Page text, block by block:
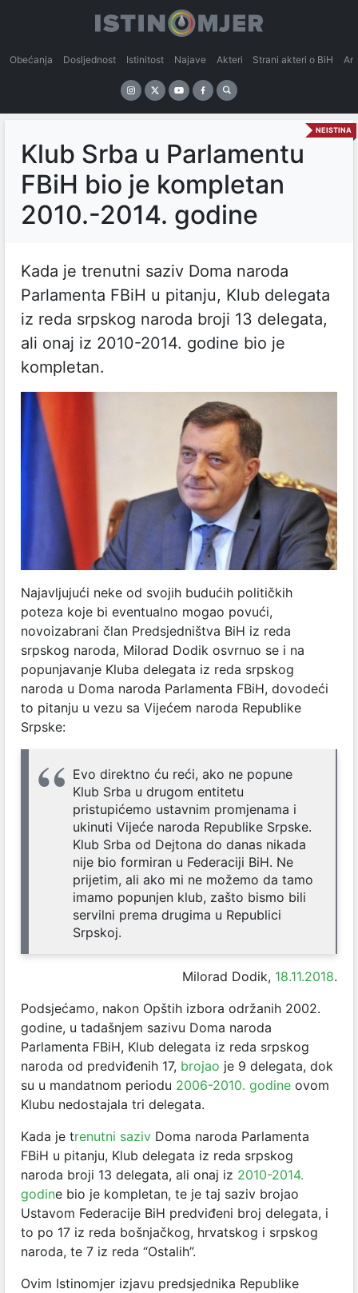
Obećanja Dosljednost Istinitost Najave Akteri Strani akteri o BiH
NEISTINA
Klub Srba u Parlamentu
FBiH bio je kompletan
2010.-2014. godine
Kada je trenutni saziv Doma naroda
Parlamenta FBiH u pitanju, Klub delegata
iz reda srpskog naroda broji 13 delegata,
ali onaj iz 2010-2014. godine bio je
kompletan.
Najavljujući neke od svojih budućih političkih
poteza koje bi eventualno mogao povući,
novoizabrani član Predsjedništva BiH iz reda
srpskog naroda, Milorad Dodik osvrnuo se i na
popunjavanje Kluba delegata iz reda srpskog
naroda u Doma naroda Parlamenta FBiH, dovodeći
to pitanju u vezu sa Vijećem naroda Republike
Srpske:
Evo direktno ću reći, ako ne popune
Klub Srba u drugom entitetu
pristupićemo ustavnim promjenama i
ukinuti Vijeće naroda Republike Srpske.
Klub Srba od Dejtona do danas nikada
nije bio formiran u Federaciji BiH. Ne
prijetim, ali ako mi ne možemo da tamo
imamo popunjen klub, zašto bismo bili
servilni prema drugima u Republici
Srpskoj.
Milorad Dodik, 18.11.2018.
Podsjećamo, nakon Opštih izbora održanih 2002.
godine, u tadašnjem sazivu Doma naroda
Parlamenta FBiH, Klub delegata iz reda srpskog
naroda od predviđenih 17, brojao je 9 delegata, dok
su u mandatnom periodu 2006-2010. godine ovom
Klubu nedostajala tri delegata.
Kada je trenutni saziv Doma naroda Parlamenta
FBiH u pitanju, Klub delegata iz reda srpskog
naroda broji 13 delegata, ali onaj iz 2010-2014.
godine bio je kompletan, te je taj saziv brojao
Ustavom Federacije BiH predviđeni broj delegata, i
to po 17 iz reda bošnjačkog, hrvatskog i srpskog
naroda, te 7 iz reda “Ostalih”.
Ovim Istinomjer izjavu predsjednika Republike